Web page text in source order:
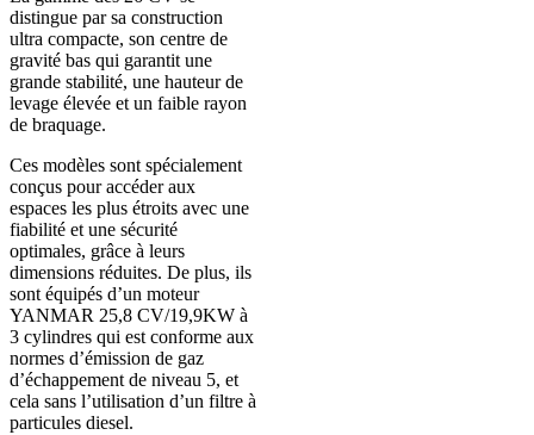
distingue par sa construction
ultra compacte, son centre de
gravité bas qui garantit une
grande stabilité, une hauteur de
levage élevée et un faible rayon
de braquage.
Ces modèles sont spécialement
conçus pour accéder aux
espaces les plus étroits avec une
fiabilité et une sécurité
optimales, grâce à leurs
dimensions réduites. De plus, ils
sont équipés d’un moteur
YANMAR 25,8 CV/19,9KW à
3 cylindres qui est conforme aux
normes d’émission de gaz
d’échappement de niveau 5, et
cela sans l’utilisation d’un filtre à
particules diesel.